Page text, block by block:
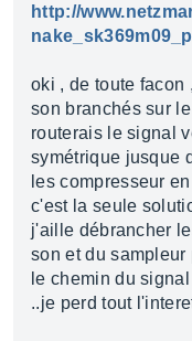
http://
oki , de toute facon
son branchés sur
routerais le signal
symétrique jusque
les compresseur
c'est la seule
j'aille débrancher
son et du sampleur
le chemin du
..je perd tout